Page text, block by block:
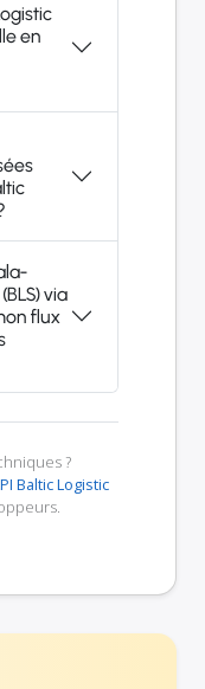
en
via
flux
?
Baltic Logistic